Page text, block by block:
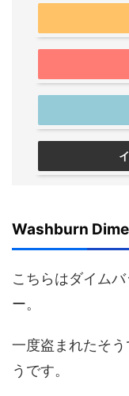
Washburn
こちらはダイム
ー。
一度盗まれたそ
うです。